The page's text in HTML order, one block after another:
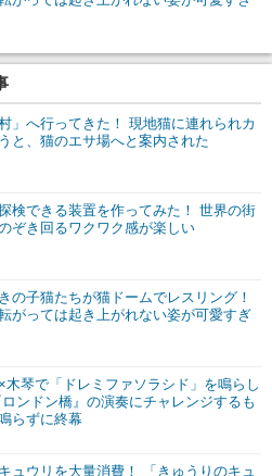
」へ行ってきた！ 現地猫に連れられカ
と、猫のエサ場へと案内された
検できる装置を作ってみた！ 世界の街
ぞき回るワクワク感が楽しい
の子猫たちが猫ドームでレスリング！
がっては起き上がれない姿が可愛すぎ
木琴で「ドレミファソラシド」を鳴らし
ンドン橋』の演奏にチャレンジするも
らずに終幕
ュウリを大量消費！ 「きゅうりのキュ